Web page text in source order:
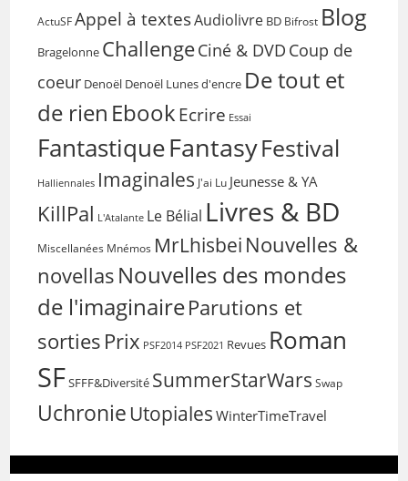
ActuSF Appel à textesAudiolivre BD Bifrost Blog
Bragelonne ChallengeCiné & DVD Coup de
coeur Denoël Denoël Lunes d'encre De tout et
de rien EbookEcrire Essai
FantastiqueFantasyFestival
Halliennales Imaginales J'ai Lu Jeunesse & YA
KillPal L'Atalante Le Bélial Livres & BD
Miscellanées Mnémos MrLhisbei Nouvelles &
novellas Nouvelles des mondes
de l'imaginaireParutions et
sorties Prix PSF2014 PSF2021 Revues Roman
SFSFFF&Diversité SummerStarWars Swap
Uchronie Utopiales WinterTimeTravel